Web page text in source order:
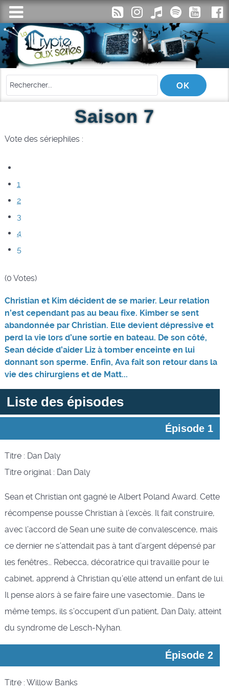
Saison 7
Vote des sériephiles :
1
2
3
4
5
(0 Votes)
Christian et Kim décident de se marier. Leur relation
n’est cependant pas au beau fixe. Kimber se sent
abandonnée par Christian. Elle devient dépressive et
perd la vie lors d’une sortie en bateau. De son côté,
Sean décide d’aider Liz à tomber enceinte en lui
donnant son sperme. Enfin, Ava fait son retour dans la
vie des chirurgiens et de Matt...
Liste des épisodes
Épisode 1
Titre : Dan Daly
Titre original : Dan Daly
Sean et Christian ont gagné le Albert Poland Award. Cette
récompense pousse Christian à l’excès. Il fait construire,
avec l’accord de Sean une suite de convalescence, mais
ce dernier ne s’attendait pas à tant d’argent dépensé par
les fenêtres… Rebecca, décoratrice qui travaille pour le
cabinet, apprend à Christian qu’elle attend un enfant de lui.
Il pense alors à se faire faire une vasectomie… Dans le
même temps, ils s’occupent d’un patient, Dan Daly, atteint
du syndrome de Lesch-Nyhan.
Épisode 2
Titre : Willow Banks